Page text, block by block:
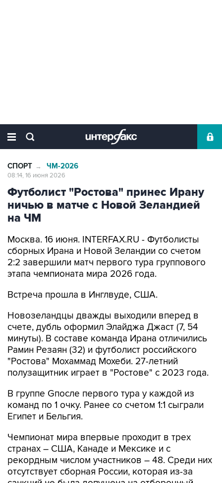
СПОРТ → ЧМ-2026
08:14, 16 июня 2026
Футболист "Ростова" принес Ирану
ничью в матче с Новой Зеландией
на ЧМ
Москва. 16 июня. INTERFAX.RU - Футболисты
сборных Ирана и Новой Зеландии со счетом
2:2 завершили матч первого тура группового
этапа чемпионата мира 2026 года.
Встреча прошла в Инглвуде, США.
Новозеландцы дважды выходили вперед в
счете, дубль оформил Элайджа Джаст (7, 54
минуты). В составе команда Ирана отличились
Рамин Резаян (32) и футболист российского
"Ростова" Мохаммад Мохеби. 27-летний
полузащитник играет в "Ростове" с 2023 года.
В группе Gпосле первого тура у каждой из
команд по 1 очку. Ранее со счетом 1:1 сыграли
Египет и Бельгия.
Чемпионат мира впервые проходит в трех
странах – США, Канаде и Мексике и с
рекордным числом участников – 48. Среди них
отсутствует сборная России, которая из-за